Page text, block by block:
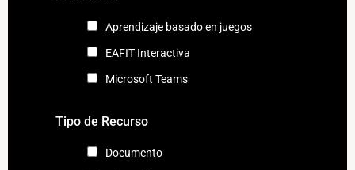
Aprendizaje basado en juegos
EAFIT Interactiva
Microsoft Teams
Tipo de Recurso
Documento